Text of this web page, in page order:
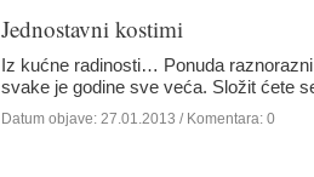
Jednostavni kostimi
Iz kućne radinosti… Ponuda
svake je godine sve veća. Složit ćete
Datum objave: 27.01.2013 / Komentara: 0